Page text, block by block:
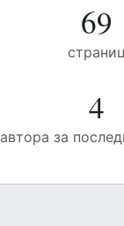
69
4
автора за